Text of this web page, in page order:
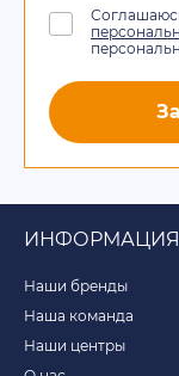
ИНФОРМАЦИЯ
Наши бренды
Наша команда
Наши центры